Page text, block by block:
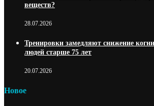
веществ?
28.07.2026
Тренировки замедляют снижение
людей старше 75 лет
20.07.2026
Новое